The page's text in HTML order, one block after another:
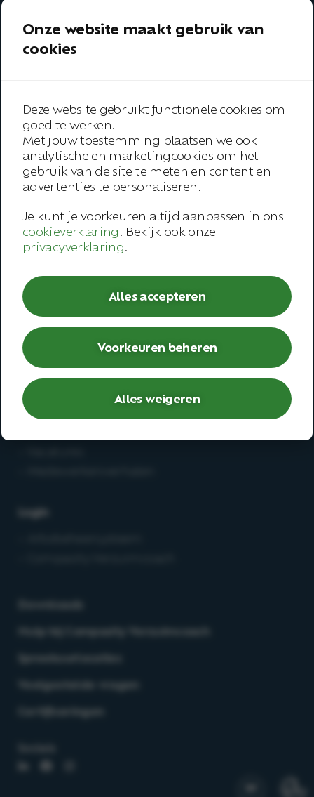
08.30 – 17.00 uur
Aanbod
Over ons
Onze werkwijze
Inspiratie
Contact
Werknemer
– Open spreekuur
– Bedrijfsarts
– Second opinion
– Deskundigenoordeel
Login
Hulp bij Compasity Verzuimcoach
Spreekuurlocaties
Veelgestelde vragen
Certificeringen
Onze website maakt gebruik van
cookies
Deze website gebruikt functionele cookies om
goed te werken.
Met jouw toestemming plaatsen we ook
analytische en marketingcookies om het
gebruik van de site te meten en content en
advertenties te personaliseren.
Je kunt je voorkeuren altijd aanpassen in ons
cookieverklaring. Bekijk ook onze
privacyverklaring.
Alles accepteren
Voorkeuren beheren
Alles weigeren